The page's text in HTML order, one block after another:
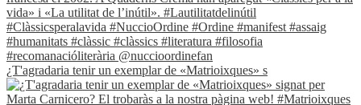
¿T'agradaria tenir un exemplar de «Matrioixques» s